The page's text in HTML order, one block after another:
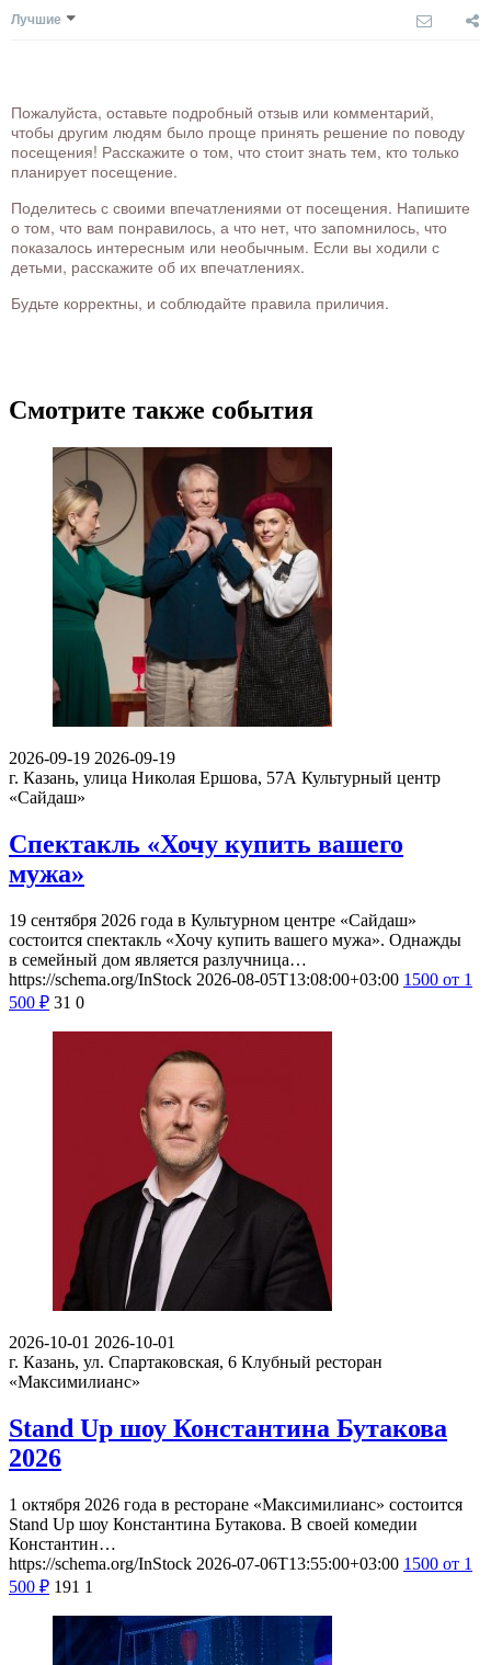
Лучшие
Пожалуйста, оставьте подробный отзыв или комментарий,
чтобы другим людям было проще принять решение по поводу
посещения! Расскажите о том, что стоит знать тем, кто только
планирует посещение.
Поделитесь с своими впечатлениями от посещения. Напишите
о том, что вам понравилось, а что нет, что запомнилось, что
показалось интересным или необычным. Если вы ходили с
детьми, расскажите об их впечатлениях.
Будьте корректны, и соблюдайте правила приличия.
Смотрите также события
2026-09-19 2026-09-19
г. Казань, улица Николая Ершова, 57А Культурный центр
«Сайдаш»
Спектакль «Хочу купить вашего
мужа»
19 сентября 2026 года в Культурном центре «Сайдаш»
состоится спектакль «Хочу купить вашего мужа». Однажды
в семейный дом является разлучница…
https://schema.org/InStock 2026-08-05T13:08:00+03:00 1500 от 1
500 ₽ 31 0
2026-10-01 2026-10-01
г. Казань, ул. Спартаковская, 6 Клубный ресторан
«Максимилианс»
Stand Up шоу Константина Бутакова
2026
1 октября 2026 года в ресторане «Максимилианс» состоится
Stand Up шоу Константина Бутакова. В своей комедии
Константин…
https://schema.org/InStock 2026-07-06T13:55:00+03:00 1500 от 1
500 ₽ 191 1